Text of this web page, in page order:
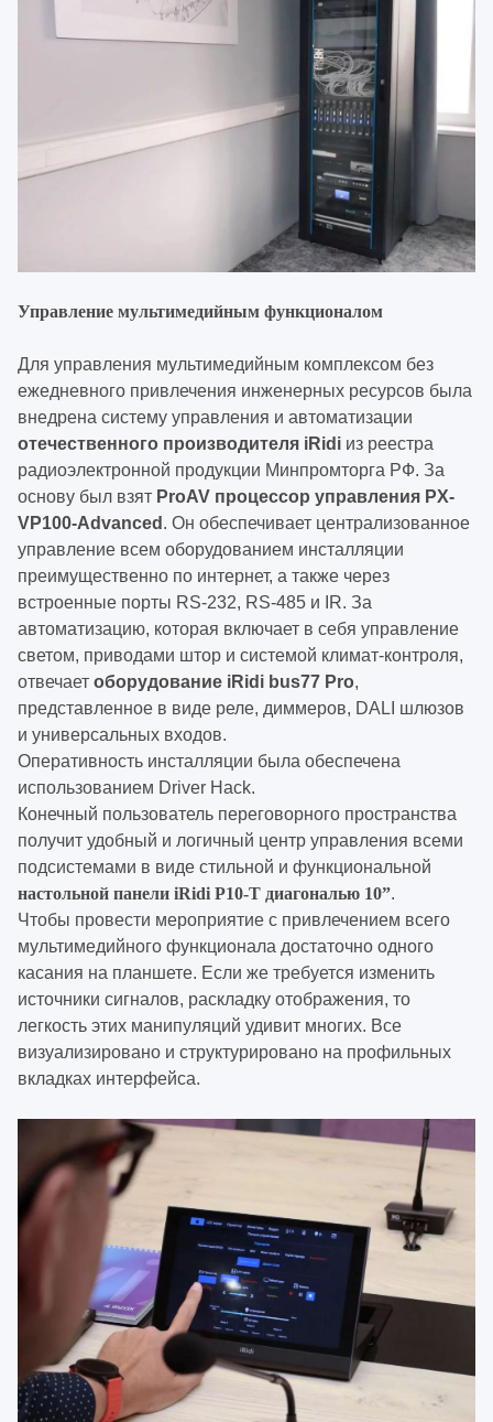
Управление мультимедийным функционалом
Для управления мультимедийным комплексом без
ежедневного привлечения инженерных ресурсов была
внедрена систему управления и автоматизации
отечественного производителя iRidi из реестра
радиоэлектронной продукции Минпромторга РФ. За
основу был взят ProAV процессор управления PX-
VP100-Advanced . Он обеспечивает централизованное
управление всем оборудованием инсталляции
преимущественно по интернет, а также через
встроенные порты RS-232, RS-485 и IR. За
автоматизацию, которая включает в себя управление
светом, приводами штор и системой климат-контроля,
отвечает оборудование iRidi bus77 Pro,
представленное в виде реле, диммеров, DALI шлюзов
и универсальных входов.
Оперативность инсталляции была обеспечена
использованием Driver Hack.
Конечный пользователь переговорного пространства
получит удобный и логичный центр управления всеми
подсистемами в виде стильной и функциональной
настольной панели iRidi P10-T диагональю 10”.
Чтобы провести мероприятие с привлечением всего
мультимедийного функционала достаточно одного
касания на планшете. Если же требуется изменить
источники сигналов, раскладку отображения, то
легкость этих манипуляций удивит многих. Все
визуализировано и структурировано на профильных
вкладках интерфейса.